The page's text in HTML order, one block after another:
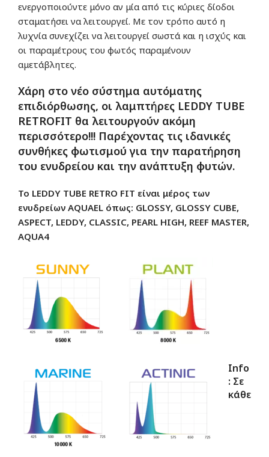
ενεργοποιούντε μόνο αν μία από τις κύριες δίοδοι
σταματήσει να λειτουργεί. Με τον τρόπο αυτό η
λυχνία συνεχίζει να λειτουργεί σωστά και η ισχύς και
οι παραμέτρους του φωτός παραμένουν
αμετάβλητες.
Χάρη στο νέο σύστημα αυτόματης
επιδιόρθωσης, οι λαμπτήρες LEDDY TUBE
RETROFIT θα λειτουργούν ακόμη
περισσότερο!!! Παρέχοντας τις ιδανικές
συνθήκες φωτισμού για την παρατήρηση
του ενυδρείου και την ανάπτυξη φυτών.
Το LEDDY TUBE RETRO FIT είναι μέρος των
ενυδρείων AQUAEL όπως: GLOSSY, GLOSSY CUBE,
ASPECT, LEDDY, CLASSIC, PEARL HIGH, REEF MASTER,
AQUA4
Info
: Σε
κάθε